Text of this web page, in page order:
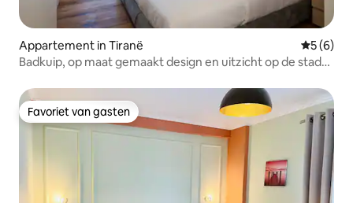
Appartement in Tiranë
5 (6)
Badkuip, op maat gemaakt design en uitzicht op de stad
Favoriet van gasten
Favoriet van gasten